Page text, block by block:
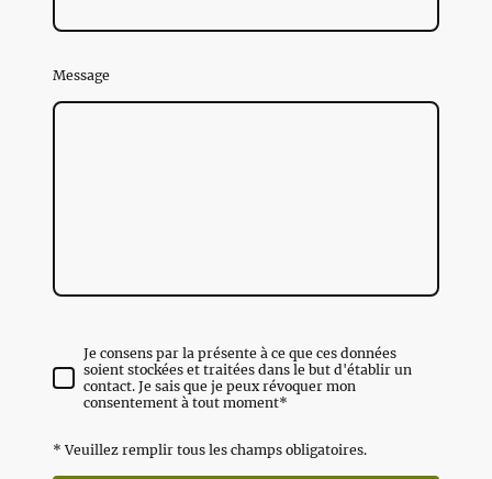
Message
Je consens par la présente à ce que ces données
soient stockées et traitées dans le but d'établir un
contact. Je sais que je peux révoquer mon
consentement à tout moment*
* Veuillez remplir tous les champs obligatoires.